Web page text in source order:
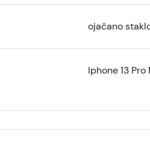
ojačano
Iphone 13 Pro